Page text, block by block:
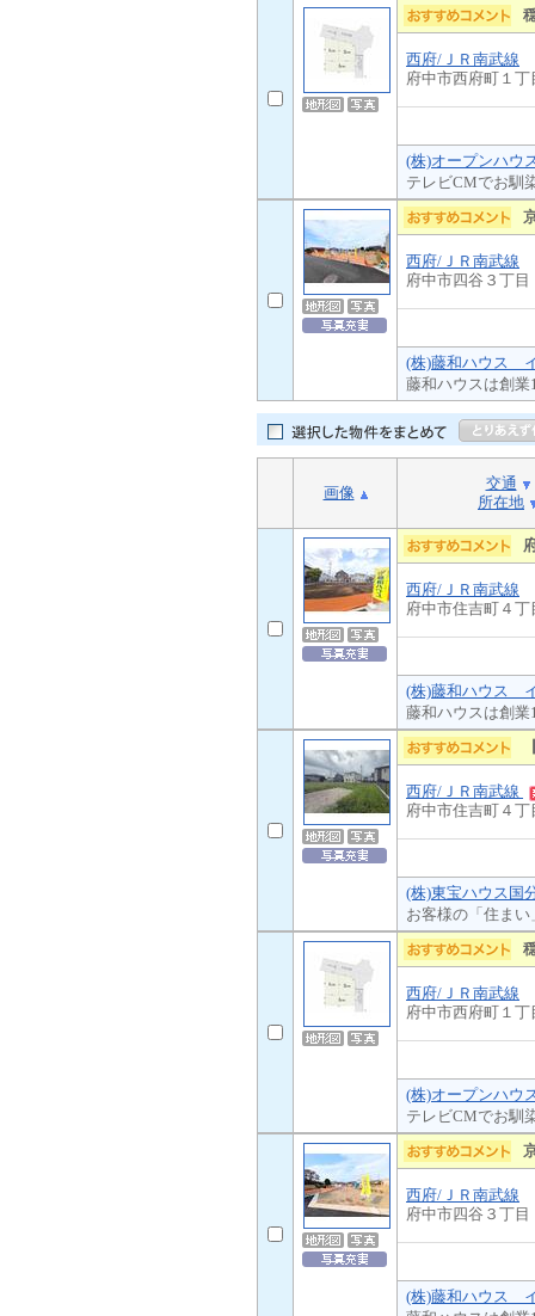
西府/ＪＲ南武線
府中市西府町１丁
(株)オープンハウ
テレビCMでお馴
西府/ＪＲ南武線
府中市四谷３丁目
(株)藤和ハウス
藤和ハウスは創
画像
交通
所在地
西府/ＪＲ南武線
府中市住吉町４丁
(株)藤和ハウス
藤和ハウスは創
西府/ＪＲ南武線
府中市住吉町４丁
(株)東宝ハウス国
お客様の「住ま
西府/ＪＲ南武線
府中市西府町１丁
(株)オープンハウ
テレビCMでお馴
西府/ＪＲ南武線
府中市四谷３丁目
(株)藤和ハウス